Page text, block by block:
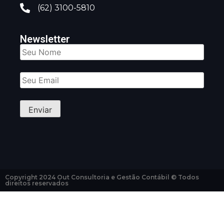
(62) 3100-5810
Newsletter
Copyright 2024 Out Consultoria e Gestão Contábil © Todos
direitos reservados